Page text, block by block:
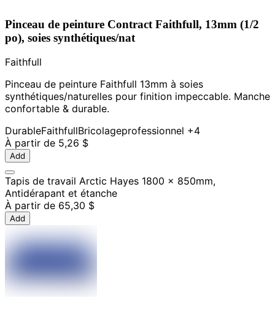
Pinceau de peinture Contract Faithfull, 13mm (1/2
po), soies synthétiques/nat
Faithfull
Pinceau de peinture Faithfull 13mm à soies
synthétiques/naturelles pour finition impeccable. Manche
confortable & durable.
DurableFaithfullBricolageprofessionnel +4
À partir de 5,26 $
Add
Tapis de travail Arctic Hayes 1800 x 850mm,
Antidérapant et étanche
À partir de 65,30 $
Add